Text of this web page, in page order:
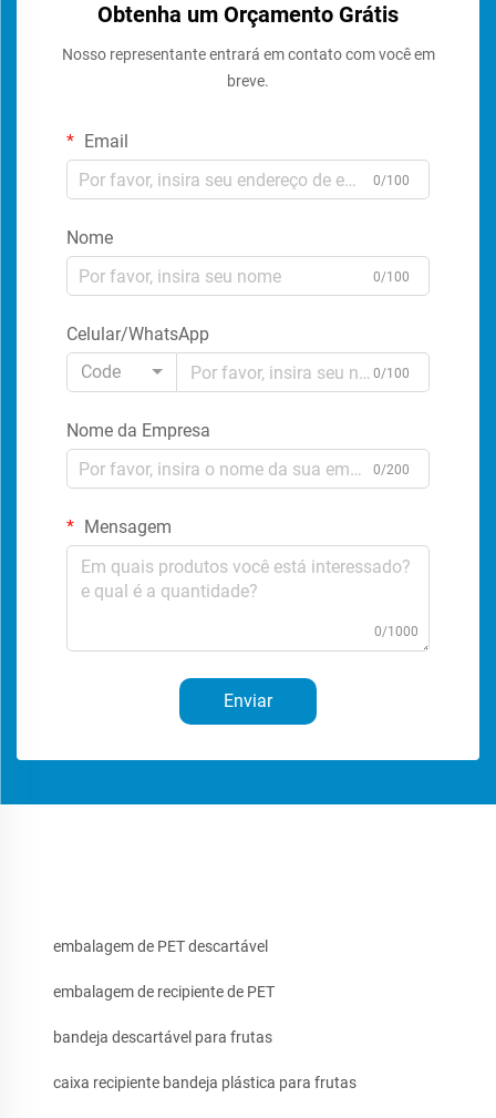
Obtenha um Orçamento Grátis
Nosso representante entrará em contato com você em
breve.
Email
0/100
Nome
0/100
Celular/WhatsApp
Code
0/100
Nome da Empresa
0/200
Mensagem
0/1000
Enviar
embalagem de PET descartável
embalagem de recipiente de PET
bandeja descartável para frutas
caixa recipiente bandeja plástica para frutas